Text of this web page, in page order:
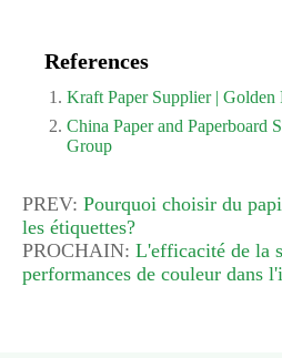
References
Kraft Paper Supplier | Golden
China Paper and Paperboard
Group
PREV: Pourquoi choisir du
les étiquettes?
PROCHAIN: L'efficacité de la
performances de couleur dans